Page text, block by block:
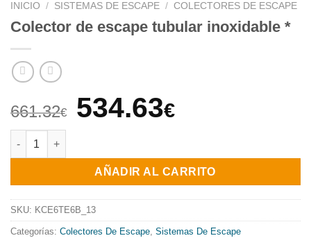
INICIO / SISTEMAS DE ESCAPE / COLECTORES DE ESCAPE
Colector de escape tubular inoxidable *
661.32€
El
original
era:
661.32€.
534.63€El
actual
es:
534.63€.
Colector de escape tubular inoxidable * cantidad
AÑADIR AL CARRITO
SKU: KCE6TE6B_13
Categorías: Colectores De Escape, Sistemas De Escape